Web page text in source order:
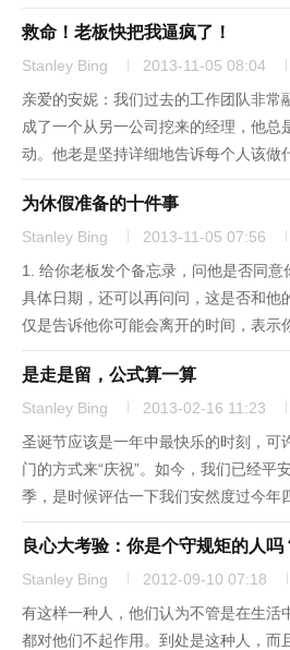
聚会上露个面就有人付钱；或是坐在地
的风向，不管说得对不对先把一沓钱收
球货币流...
救命！老板快把我逼疯了！
Stanley Bing 2013-11-05 08:04
亲爱的安妮：我们过去的工作团队非常
成了一个从另一公司挖来的经理，他总
动。他老是坚持详细地告诉每个人该做
们多年来在自己的岗位做得都很好）。
的仔细检查，而且他还不断颁发新的规
盾。因此，有些...
为休假准备的十件事
Stanley Bing 2013-11-05 07:56
1. 给你老板发个备忘录，问他是否同
具体日期，还可以再问问，这是否和他
仅是告诉他你可能会离开的时间，表示
下，同时还能提醒他，他也将休息一段
此。2. 告诉你的同事，如果你是经理级
属，你将...
是走是留，公式算一算
Stanley Bing 2013-02-16 11:23
圣诞节应该是一年中最快乐的时刻，可
门的方式来“庆祝”。如今，我们已经平
季，是时候评估一下我们安然度过今年
为，我偶然遇到了一个强大的数学工具
题纠结。下面就是计算员工生存概率的
这...
良心大考验：你是个守规矩的人吗
Stanley Bing 2012-09-10 07:18
有这样一种人，他们认为不管是在生活
都对他们不起作用。到处是这种人，而